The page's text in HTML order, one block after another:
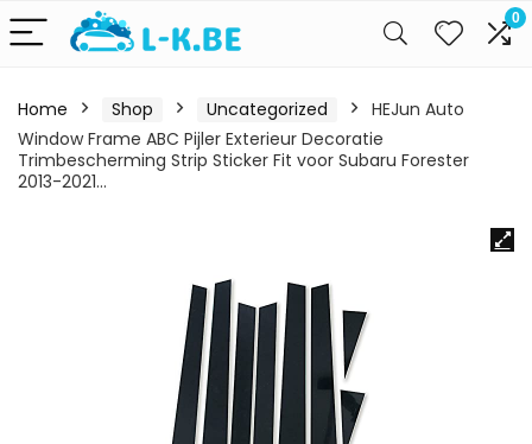
0
Home Shop Uncategorized
HEJun Auto
Window Frame ABC Pijler Exterieur Decoratie
Trimbescherming Strip Sticker Fit voor Subaru Forester
2013-2021…